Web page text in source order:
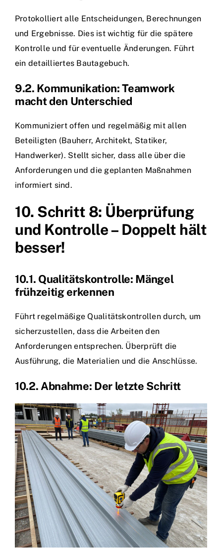
Protokolliert alle Entscheidungen, Berechnungen
und Ergebnisse. Dies ist wichtig für die spätere
Kontrolle und für eventuelle Änderungen. Führt
ein detailliertes Bautagebuch.
9.2. Kommunikation: Teamwork
macht den Unterschied
Kommuniziert offen und regelmäßig mit allen
Beteiligten (Bauherr, Architekt, Statiker,
Handwerker). Stellt sicher, dass alle über die
Anforderungen und die geplanten Maßnahmen
informiert sind.
10. Schritt 8: Überprüfung
und Kontrolle – Doppelt hält
besser!
10.1. Qualitätskontrolle: Mängel
frühzeitig erkennen
Führt regelmäßige Qualitätskontrollen durch, um
sicherzustellen, dass die Arbeiten den
Anforderungen entsprechen. Überprüft die
Ausführung, die Materialien und die Anschlüsse.
10.2. Abnahme: Der letzte Schritt